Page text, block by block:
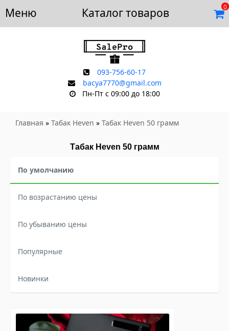
Меню Каталог товаров 0
Доставка и оплата Отзывы Скидки Контакты
093-756-60-17
bacya7770@gmail.com
Пн-Пт с 09:00 до 18:00
Главная » Табак Heven » Табак Heven 50 грамм
Табак Heven 50 грамм
По умолчанию
По возрастанию цены
По убыванию цены
Популярные
Новинки